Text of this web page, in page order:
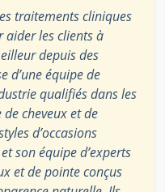
traitements cliniques
aider les clients à
depuis des
d’une équipe de
qualifiés dans les
cheveux et de
d’occasions
son équipe d’experts
et de pointe conçus